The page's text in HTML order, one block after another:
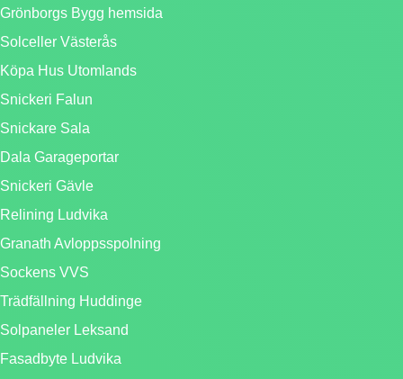
Grönborgs Bygg hemsida
Solceller Västerås
Köpa Hus Utomlands
Snickeri Falun
Snickare Sala
Dala Garageportar
Snickeri Gävle
Relining Ludvika
Granath Avloppsspolning
Sockens VVS
Trädfällning Huddinge
Solpaneler Leksand
Fasadbyte Ludvika